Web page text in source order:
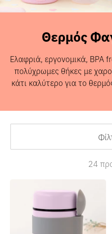
Sales
Θερμός
Ελαφριά, εργονομικά,
πολύχρωμες θήκες με
κάτι καλύτερο για το
24